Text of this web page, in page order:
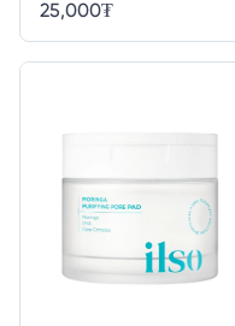
25,000₮